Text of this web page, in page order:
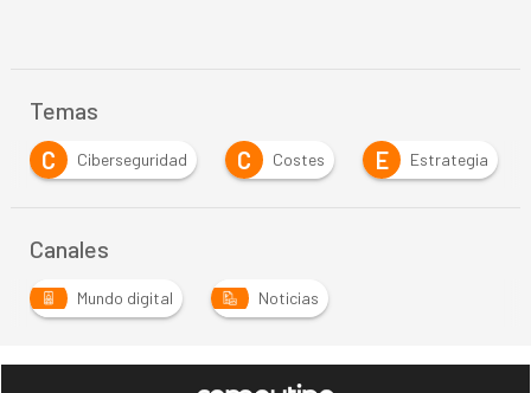
Temas
Ciberseguridad C Costes E Estrategia
Canales
Mundo digital Noticias